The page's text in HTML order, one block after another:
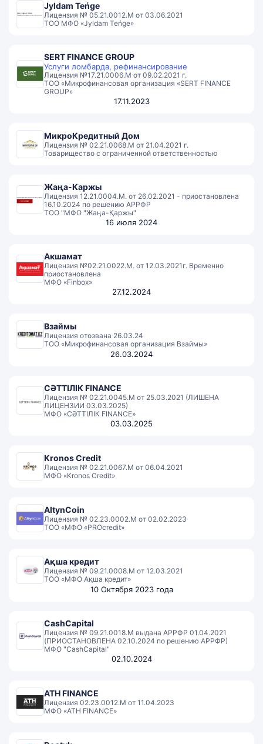
Jyldam Teńge
Лицензия № 05.21.0012.М от 03.06.2021
ТОО МФО «Jyldam Teńge»
SERT FINANCE GROUP
Услуги ломбарда, рефинансирование
Лицензия №17.21.0006.М от 09.02.2021 г.
ТОО «Микрофинансовая организация «SERT FINANCE
GROUP»
17.11.2023
МикроКредитный Дом
Лицензия № 02.21.0068.М от 21.04.2021 г.
Товарищество с ограниченной ответственностью
Жаңа-Каржы
Лицензия 12.21.0004.М. от 26.02.2021 - приостановлена
16.10.2024 по решению АРРФР
ТОО "МФО "Жаңа-Қаржы"
16 июля 2024
Акшамат
Лицензия №02.21.0022.М. от 12.03.2021г. Временно
приостановлена
МФО «Finbox»
27.12.2024
Взаймы
Лицензия отозвана 26.03.24
ТОО «Микрофинансовая организация Взаймы»
26.03.2024
СӘТТІЛІК FINANCE
Лицензия № 02.21.0045.М от 25.03.2021 (ЛИШЕНА
ЛИЦЕНЗИИ 03.03.2025)
МФО «СӘТТІЛІК FINANCE»
03.03.2025
Kronos Credit
Лицензия № 02.21.0067.М от 06.04.2021
МФО «Kronos Credit»
AltynCoin
Лицензия № 02.23.0002.М от 02.02.2023
ТОО «МФО «PROcredit»
Ақша кредит
Лицензия № 09.21.0008.М от 12.03.2021
ТОО «МФО Ақша кредит»
10 Октября 2023 года
CashCapital
Лицензия № 09.21.0018.М выдана АРРФР 01.04.2021
(ПРИОСТАНОВЛЕНА 02.10.2024 по решению АРРФР)
МФО "CashCapital"
02.10.2024
ATH FINANCE
Лицензия 02.23.0012.М от 11.04.2023
МФО «ATH FINANCE»